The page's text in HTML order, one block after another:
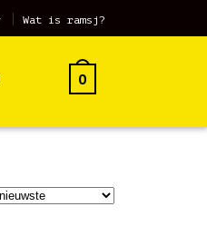
Wat is ramsj?
0